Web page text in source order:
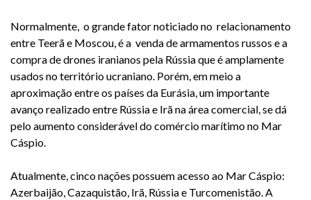
Normalmente, o grande fator noticiado no relacionamento
entre Teerã e Moscou, é a venda de armamentos russos e a
compra de drones iranianos pela Rússia que é amplamente
usados no território ucraniano. Porém, em meio a
aproximação entre os países da Eurásia, um importante
avanço realizado entre Rússia e Irã na área comercial, se dá
pelo aumento considerável do comércio marítimo no Mar
Cáspio.
Atualmente, cinco nações possuem acesso ao Mar Cáspio:
Azerbaijão, Cazaquistão, Irã, Rússia e Turcomenistão. A